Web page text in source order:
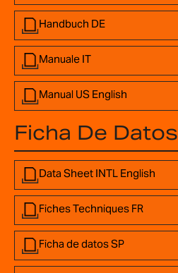
Handbuch DE
Manuale IT
Manual US English
Ficha De Datos
Data Sheet INTL English
Fiches Techniques FR
Ficha de datos SP